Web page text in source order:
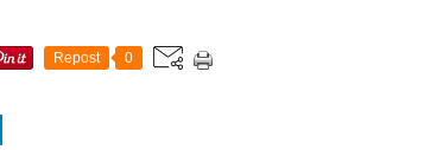
Repost 0